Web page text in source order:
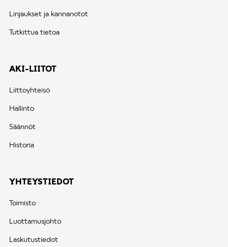
Linjaukset ja kannanotot
Tutkittua tietoa
AKI-LIITOT
Liittoyhteisö
Hallinto
Säännöt
Historia
YHTEYSTIEDOT
Toimisto
Luottamusjohto
Laskutustiedot